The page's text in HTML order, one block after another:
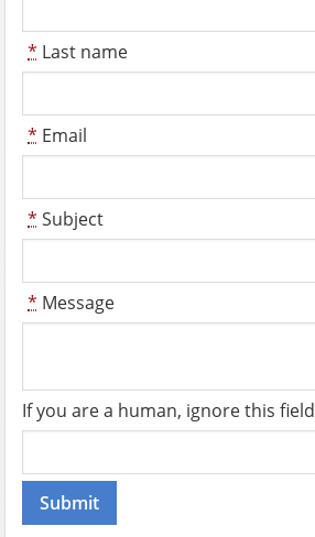
* Last name
* Email
* Subject
* Message
If you are a human, ignore this field